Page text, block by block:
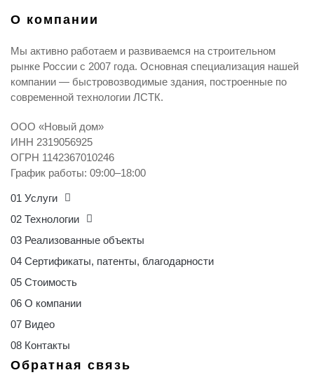
О компании​
Мы активно работаем и развиваемся на строительном
рынке России с 2007 года. Основная специализация нашей
компании — быстровозводимые здания, построенные по
современной технологии ЛСТК.
ООО «Новый дом»
ИНН 2319056925
ОГРН 1142367010246
График работы: 09:00–18:00
01 Услуги
02 Технологии
03 Реализованные объекты
04 Сертификаты, патенты, благодарности
05 Стоимость
06 О компании
07 Видео
08 Контакты
Обратная связь